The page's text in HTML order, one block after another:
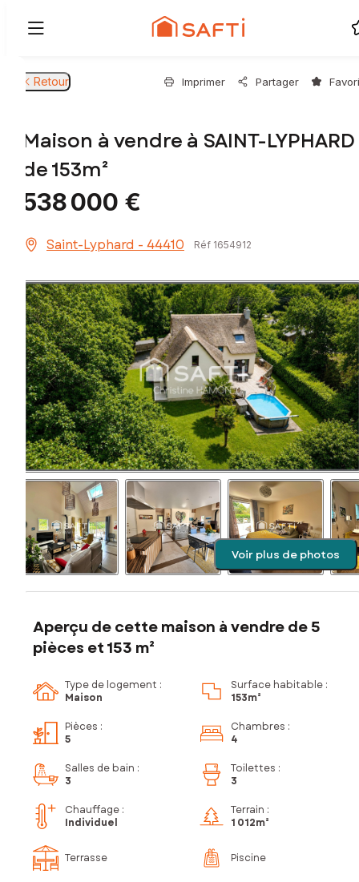
Retour Imprimer Partager
Maison à vendre à SAINT-LYPHARD
de 153m²
538 000 €
Saint-Lyphard - 44410 Réf 1654912
Voir plus de photos
Aperçu de cette maison à vendre de 5
pièces et 153 m²
Type de logement :
Maison
Surface habitable :
153m²
Pièces :
5
Chambres :
4
Salles de bain :
3
Toilettes :
3
Chauffage :
Individuel
Terrain :
1 012m²
Terrasse Piscine